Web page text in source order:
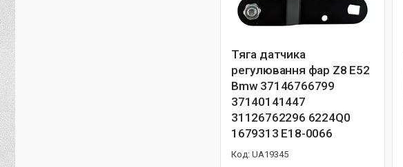
Тяга датчика
регулювання фар Z8 E52
Bmw 37146766799
37140141447
31126762296 6224Q0
1679313 E18-0066
UA19345